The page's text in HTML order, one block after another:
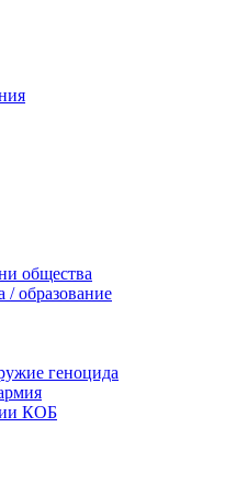
общества
/ образование
геноцида
КОБ